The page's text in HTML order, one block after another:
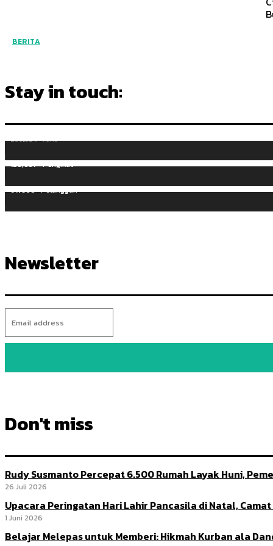
BERITA
Stay in touch:
255,324 Fans
128,657 Pengikut
97,058 Pelanggan
Newsletter
Don't miss
Rudy Susmanto Percepat 6.500 Rumah Layak Huni,
26 Juli 2026
Upacara Peringatan Hari Lahir Pancasila di Natal,
1 Juni 2026
Belajar Melepas untuk Memberi: Hikmah Kurban ala